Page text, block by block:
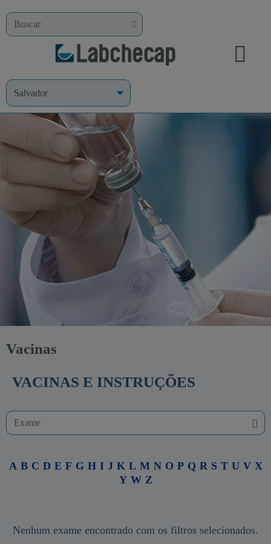
Vacinas
VACINAS E INSTRUÇÕES
A B C D E F G H I J K L M N O P Q R S T U V X
Y W Z
Nenhum exame encontrado com os filtros selecionados.